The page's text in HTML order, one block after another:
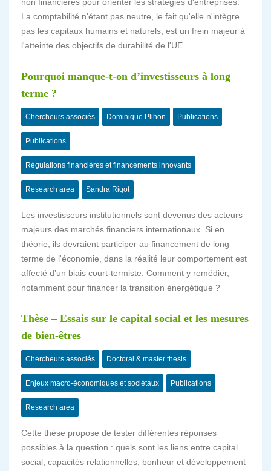
La comptabilité n'étant pas neutre, le fait qu'elle n'intègre
pas les capitaux humains et naturels, est un frein majeur à
l'atteinte des objectifs de durabilité de l'UE.
Pourquoi manque-t-on d’investisseurs à long
terme ?
Chercheurs associés Dominique Plihon Publications
Publications
Régulations financières et financements innovants
Research area Sandra Rigot
Les investisseurs institutionnels sont devenus des acteurs
majeurs des marchés financiers internationaux. Si en
théorie, ils devraient participer au financement de long
terme de l'économie, dans la réalité leur comportement est
affecté d’un biais court-termiste. Comment y remédier,
notamment pour financer la transition énergétique ?
Thèse – Essais sur le capital social et les mesures
de bien-êtres
Chercheurs associés Doctoral & master thesis
Enjeux macro-économiques et sociétaux Publications
Research area
Cette thèse propose de tester différentes réponses
possibles à la question : quels sont les liens entre capital
social, capacités relationnelles, bonheur et développement